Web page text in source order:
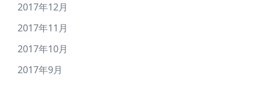
2017年12月
2017年11月
2017年10月
2017年9月